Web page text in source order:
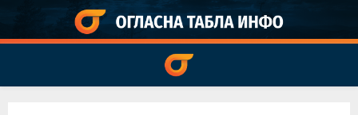
PRIMARY